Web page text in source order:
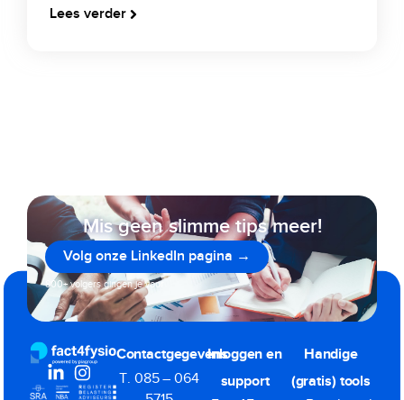
Lees verder
Mis geen slimme tips meer!
Volg onze LinkedIn pagina →
800+ volgers gingen je voor
Contactgegevens
T. 085 – 064
Inloggen en
support
Handige
(gratis) tools